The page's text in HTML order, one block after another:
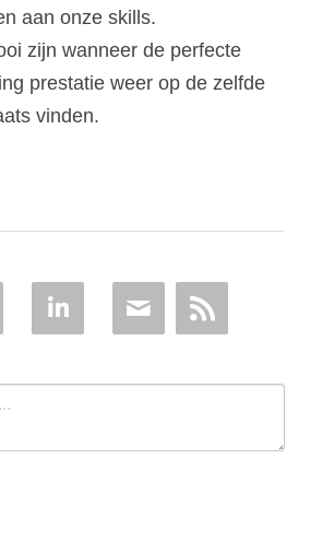
aan onze skills.
zijn wanneer de perfecte
prestatie weer op de zelfde
vinden.